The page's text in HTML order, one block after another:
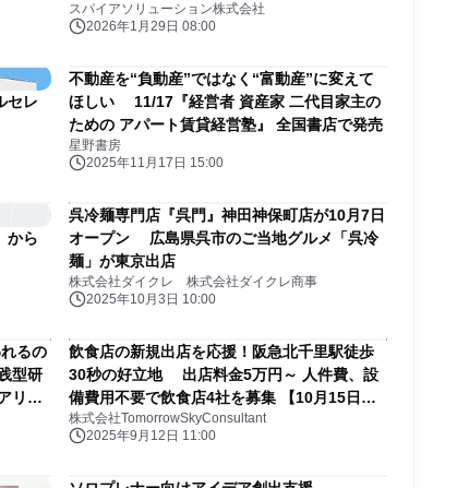
プ／クロージング）を3社限定で募集開始
スパイアソリューション株式会社
2026年1月29日 08:00
セレ
不動産を“負動産”ではなく“富動産”に変えて
ほしい 11/17『経営者 資産家 二代目家主の
ための アパート賃貸経営塾』 全国書店で発売
星野書房
2025年11月17日 15:00
から
呉冷麺専門店『呉門』神田神保町店が10月7日
オープン 広島県呉市のご当地グルメ「呉冷
麺」が東京出店
株式会社ダイクレ 株式会社ダイクレ商事
2025年10月3日 10:00
るの
型研
リテ
飲食店の新規出店を応援！阪急北千里駅徒歩
30秒の好立地 出店料金5万円～ 人件費、設
備費用不要で飲食店4社を募集 【10月15日ま
で】
株式会社TomorrowSkyConsultant
2025年9月12日 11:00